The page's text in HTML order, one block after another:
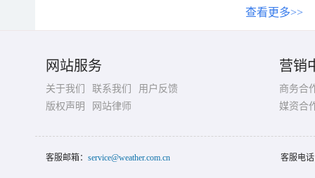
查看更多>>
网站服务
关于我们 联系我们
用户反馈
版权声明
网站律师
营销
商务合
媒资合
客服邮箱： service@weather.com.cn 客服电